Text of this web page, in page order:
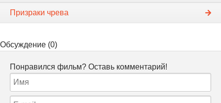
Призраки чрева
Обсуждение (0)
Понравился фильм? Оставь комментарий!